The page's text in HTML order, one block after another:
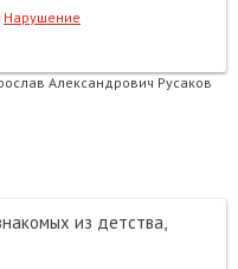
Нарушение
Александрович Русаков
из детства,